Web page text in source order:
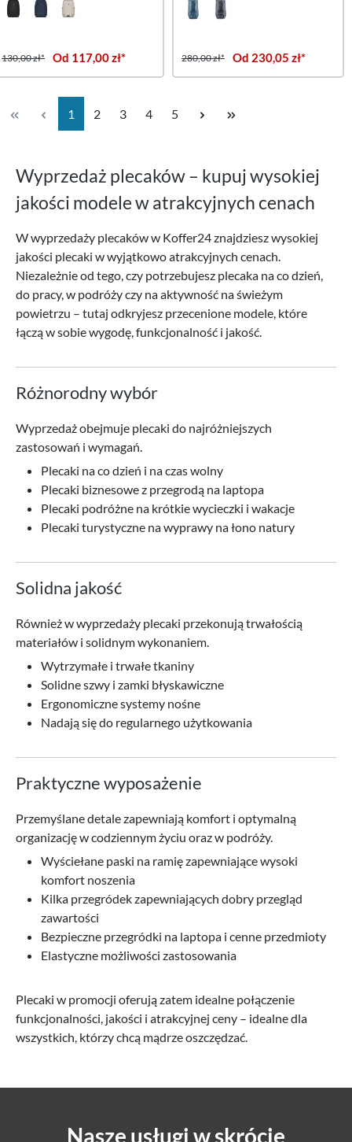
130,00 zł* Od 117,00 zł* 280,00 zł* Od 230,05 zł*
Strona
1 Strona
2 Strona
3 Strona
4 Strona
5
Wyprzedaż plecaków – kupuj wysokiej
jakości modele w atrakcyjnych cenach
W wyprzedaży plecaków w Koffer24 znajdziesz wysokiej
jakości plecaki w wyjątkowo atrakcyjnych cenach.
Niezależnie od tego, czy potrzebujesz plecaka na co dzień,
do pracy, w podróży czy na aktywność na świeżym
powietrzu – tutaj odkryjesz przecenione modele, które
łączą w sobie wygodę, funkcjonalność i jakość.
Różnorodny wybór
Wyprzedaż obejmuje plecaki do najróżniejszych
zastosowań i wymagań.
Plecaki na co dzień i na czas wolny
Plecaki biznesowe z przegrodą na laptopa
Plecaki podróżne na krótkie wycieczki i wakacje
Plecaki turystyczne na wyprawy na łono natury
Solidna jakość
Również w wyprzedaży plecaki przekonują trwałością
materiałów i solidnym wykonaniem.
Wytrzymałe i trwałe tkaniny
Solidne szwy i zamki błyskawiczne
Ergonomiczne systemy nośne
Nadają się do regularnego użytkowania
Praktyczne wyposażenie
Przemyślane detale zapewniają komfort i optymalną
organizację w codziennym życiu oraz w podróży.
Wyściełane paski na ramię zapewniające wysoki
komfort noszenia
Kilka przegródek zapewniających dobry przegląd
zawartości
Bezpieczne przegródki na laptopa i cenne przedmioty
Elastyczne możliwości zastosowania
Plecaki w promocji oferują zatem idealne połączenie
funkcjonalności, jakości i atrakcyjnej ceny – idealne dla
wszystkich, którzy chcą mądrze oszczędzać.
Nasze usługi w skrócie